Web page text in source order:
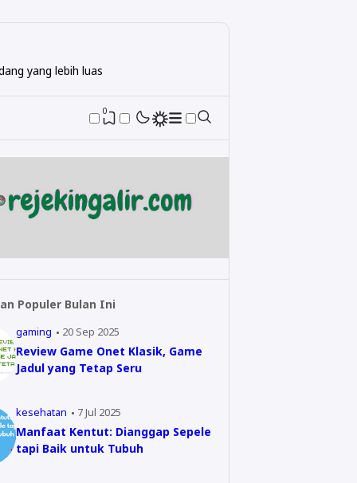
yang lebih luas
0
Populer Bulan Ini
gaming 20 Sep 2025
Review Game Onet Klasik, Game
Jadul yang Tetap Seru
kesehatan 7 Jul 2025
Manfaat Kentut: Dianggap Sepele
tapi Baik untuk Tubuh